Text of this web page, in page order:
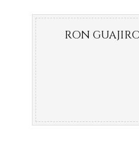
RON